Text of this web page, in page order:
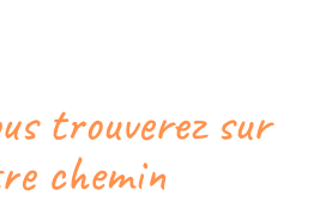
trouverez sur
chemin